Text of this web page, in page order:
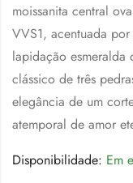
moissanita central
VVS1, acentuada
lapidação
clássico de três
elegância de um
atemporal de amor
Disponibilidade: Em